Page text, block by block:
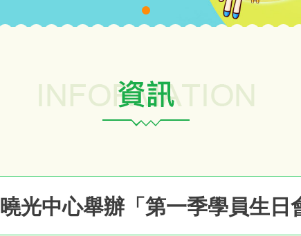
曉光中心舉辦「第一季學員生日